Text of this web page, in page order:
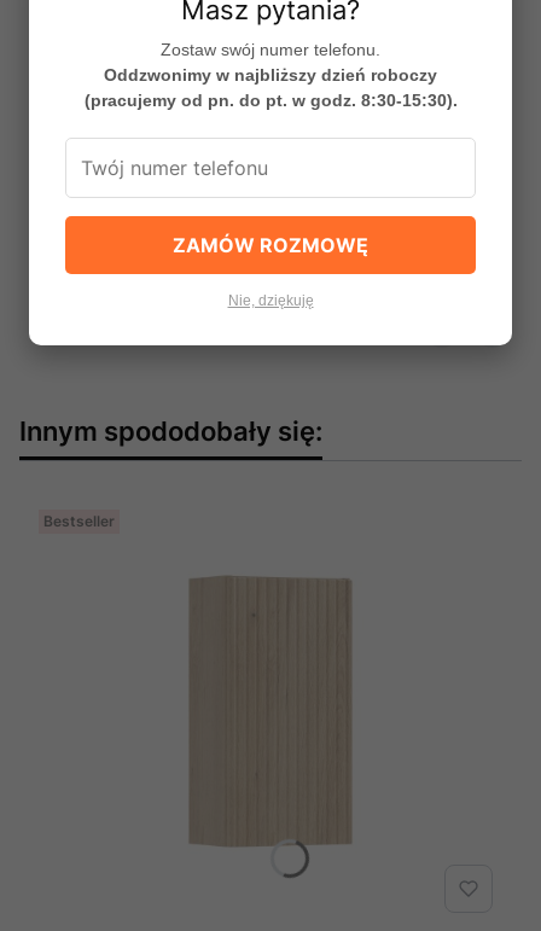
Blat 120cm Line Reed Green, producent: Comad,
nr kat.: LINE REED GREEN B 89120
PRODUCENT
Cena
356,74 zł
Do koszyka
Innym spododobały się:
Bestseller
Masz pytania?
Zostaw swój numer telefonu.
Oddzwonimy w najbliższy dzień roboczy
(pracujemy od pn. do pt. w godz. 8:30-15:30).
ZAMÓW ROZMOWĘ
Nie, dziękuję